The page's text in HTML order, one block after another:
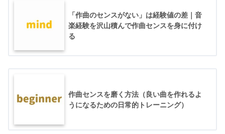
「作曲のセンスがない」は経験値の差｜音
楽経験を沢山積んで作曲センスを身に付け
る
作曲センスを磨く方法（良い曲を作れるよ
うになるための日常的トレーニング）